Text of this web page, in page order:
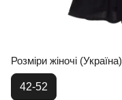
Розміри жіночі (Україна)
42-52